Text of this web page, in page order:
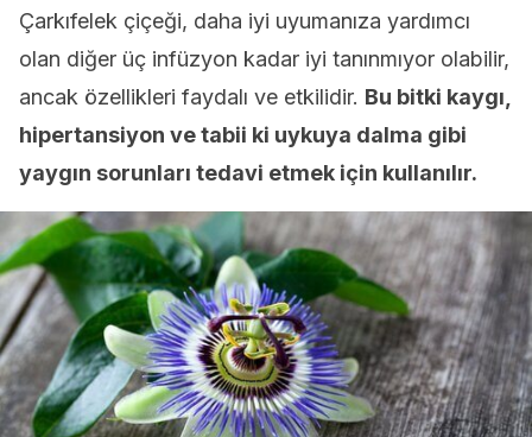
Çarkıfelek çiçeği, daha iyi uyumanıza yardımcı
olan diğer üç infüzyon kadar iyi tanınmıyor olabilir,
ancak özellikleri faydalı ve etkilidir. Bu bitki kaygı,
hipertansiyon ve tabii ki uykuya dalma gibi
yaygın sorunları tedavi etmek için kullanılır.